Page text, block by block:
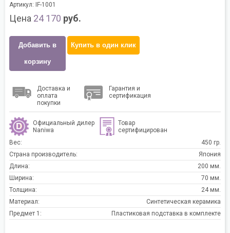
Артикул: IF-1001
Цена 24 170 руб.
Добавить в
корзину
Купить в один клик
Доставка и
оплата
покупки
Гарантия и
сертификация
Официальный дилер
Naniwa
Товар
сертифицирован
Вес:
450 гр.
Страна производитель:
Япония
Длина:
200 мм.
Ширина:
70 мм.
Толщина:
24 мм.
Материал:
Синтетическая керамика
Предмет 1:
Пластиковая подставка в комплекте